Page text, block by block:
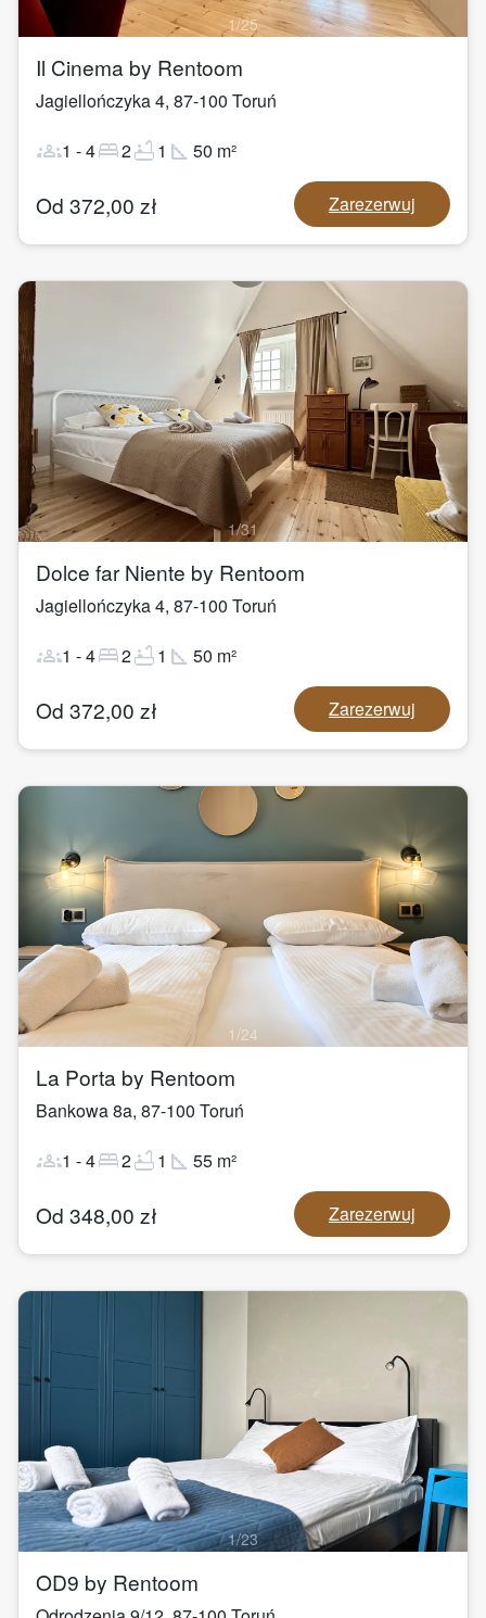
1/25
Il Cinema by Rentoom
Jagiellończyka 4, 87-100 Toruń
groups1 -4bed2bathtub1 square_foot 50 m²
Od 372,00 zł Zarezerwuj
1/31
Dolce far Niente by Rentoom
Jagiellończyka 4, 87-100 Toruń
groups1 -4bed2bathtub1 square_foot 50 m²
Od 372,00 zł Zarezerwuj
1/24
La Porta by Rentoom
Bankowa 8a, 87-100 Toruń
groups1 -4bed2bathtub1 square_foot 55 m²
Od 348,00 zł Zarezerwuj
1/23
OD9 by Rentoom